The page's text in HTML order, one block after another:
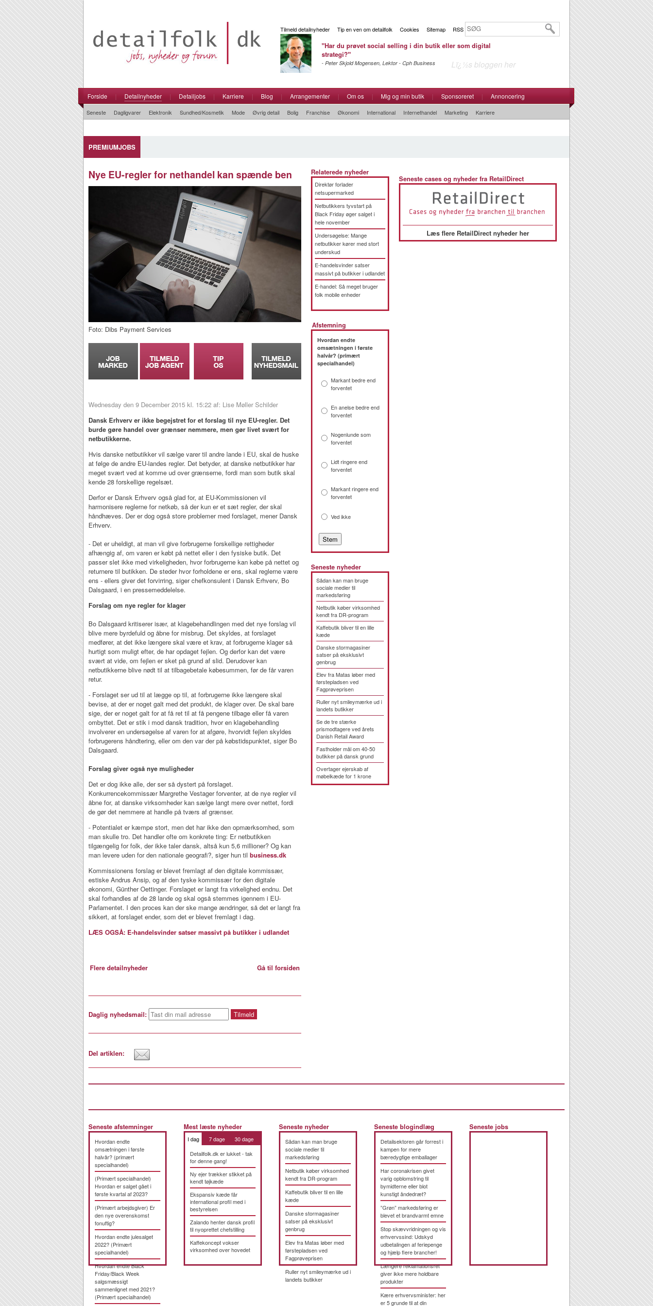
Tilmeld detailnyheder Tip en ven om detailfolk Cookies Sitemap RSS
"Har du prøvet social selling i din butik eller som digital
strategi?"
- Peter Skjold Mogensen, Lektor - Cph Business Lï¿½s bloggen her
Forside | Detailnyheder | Detailjobs | Karriere | Blog | Arrangementer | Om os | Mig og min butik | Sponsoreret | Annoncering
Seneste Dagligvarer Elektronik Sundhed/Kosmetik Mode Øvrig detail Bolig Franchise Økonomi International Internethandel Marketing Karriere
PREMIUMJOBS
Nye EU-regler for nethandel kan spænde ben
Foto: Dibs Payment Services
Wednesday den 9 December 2015 kl. 15:22 af: Lise Møller Schilder
Dansk Erhverv er ikke begejstret for et forslag til nye EU-regler. Det
burde gøre handel over grænser nemmere, men gør livet svært for
netbutikkerne.
Hvis danske netbutikker vil sælge varer til andre lande i EU, skal de huske
at følge de andre EU-landes regler. Det betyder, at danske netbutikker har
meget svært ved at komme ud over grænserne, fordi man som butik skal
kende 28 forskellige regelsæt.
Derfor er Dansk Erhverv også glad for, at EU-Kommissionen vil
harmonisere reglerne for netkøb, så der kun er et sæt regler, der skal
håndhæves. Der er dog også store problemer med forslaget, mener Dansk
Erhverv.
- Det er uheldigt, at man vil give forbrugerne forskellige rettigheder
afhængig af, om varen er købt på nettet eller i den fysiske butik. Det
passer slet ikke med virkeligheden, hvor forbrugerne kan købe på nettet og
returnere til butikken. De steder hvor forholdene er ens, skal reglerne være
ens - ellers giver det forvirring, siger chefkonsulent i Dansk Erhverv, Bo
Dalsgaard, i en pressemeddelelse.
Forslag om nye regler for klager
Bo Dalsgaard kritiserer især, at klagebehandlingen med det nye forslag vil
blive mere byrdefuld og åbne for misbrug. Det skyldes, at forslaget
medfører, at det ikke længere skal være et krav, at forbrugerne klager så
hurtigt som muligt efter, de har opdaget fejlen. Og derfor kan det være
svært at vide, om fejlen er sket på grund af slid. Derudover kan
netbutikkerne blive nødt til at tilbagebetale købesummen, før de får varen
retur.
- Forslaget ser ud til at lægge op til, at forbrugerne ikke længere skal
bevise, at der er noget galt med det produkt, de klager over. De skal bare
sige, der er noget galt for at få ret til at få pengene tilbage eller få varen
ombyttet. Det er stik i mod dansk tradition, hvor en klagebehandling
involverer en undersøgelse af varen for at afgøre, hvorvidt fejlen skyldes
forbrugerens håndtering, eller om den var der på købstidspunktet, siger Bo
Dalsgaard.
Forslag giver også nye muligheder
Det er dog ikke alle, der ser så dystert på forslaget.
Konkurrencekommissær Margrethe Vestager forventer, at de nye regler vil
åbne for, at danske virksomheder kan sælge langt mere over nettet, fordi
de gør det nemmere at handle på tværs af grænser.
- Potentialet er kæmpe stort, men det har ikke den opmærksomhed, som
man skulle tro. Det handler ofte om konkrete ting: Er netbutikken
tilgængelig for folk, der ikke taler dansk, altså kun 5,6 millioner? Og kan
man levere uden for den nationale geografi?, siger hun til business.dk
Kommissionens forslag er blevet fremlagt af den digitale kommissær,
estiske Andrus Ansip, og af den tyske kommissær for den digitale
økonomi, Günther Oettinger. Forslaget er langt fra virkelighed endnu. Det
skal forhandles af de 28 lande og skal også stemmes igennem i EU-
Parlamentet. I den proces kan der ske mange ændringer, så det er langt fra
sikkert, at forslaget ender, som det er blevet fremlagt i dag.
LÆS OGSÅ: E-handelsvinder satser massivt på butikker i udlandet
Flere detailnyheder Gå til forsiden
Daglig nyhedsmail:
Del artiklen:
Relaterede nyheder
Direktør forlader
netsupermarked
Netbutikkers tyvstart på
Black Friday øger salget i
hele november
Undersøgelse: Mange
netbutikker kører med stort
underskud
E-handelsvinder satser
massivt på butikker i udlandet
E-handel: Så meget bruger
folk mobile enheder
Afstemning
Hvordan endte
omsætningen i første
halvår? (primært
specialhandel)
Markant bedre end
forventet
En anelse bedre end
forventet
Nogenlunde som
forventet
Lidt ringere end
forventet
Markant ringere end
forventet
Ved ikke
Seneste nyheder
Sådan kan man bruge
sociale medier til
markedsføring
Netbutik køber virksomhed
kendt fra DR-program
Kaffebutik bliver til en lille
kæde
Danske stormagasiner
satser på eksklusivt
genbrug
Elev fra Matas løber med
førstepladsen ved
Fagprøveprisen
Ruller nyt smileymærke ud i
landets butikker
Se de tre stærke
prismodtagere ved årets
Danish Retail Award
Fastholder mål om 40-50
butikker på dansk grund
Overtager ejerskab af
møbelkæde for 1 krone
Seneste cases og nyheder fra RetailDirect
Læs flere RetailDirect nyheder her
Seneste afstemninger
Hvordan endte
omsætningen i første
halvår? (primært
specialhandel)
(Primært specialhandel)
Hvordan er salget gået i
første kvartal af 2023?
(Primært arbejdsgiver) Er
den nye overenskomst
fonuftig?
Hvordan endte julesalget
2022? (Primært
specialhandel)
Hvordan endte Black
Friday/Black Week
salgsmæssigt
sammenlignet med 2021?
(Primært specialhandel)
Mest læste nyheder
I dag 7 dage
30 dage
Detailfolk.dk er lukket - tak
for denne gang!
Ny ejer trækker stikket på
kendt tøjkæde
Ekspansiv kæde får
international profil med i
bestyrelsen
Zalando henter dansk profil
til nyoprettet chefstilling
Kaffekoncept vokser
virksomhed over hovedet
Seneste nyheder
Sådan kan man bruge
sociale medier til
markedsføring
Netbutik køber virksomhed
kendt fra DR-program
Kaffebutik bliver til en lille
kæde
Danske stormagasiner
satser på eksklusivt
genbrug
Elev fra Matas løber med
førstepladsen ved
Fagprøveprisen
Ruller nyt smileymærke ud i
landets butikker
Seneste blogindlæg
Detailsektoren går forrest i
kampen for mere
bæredygtige emballager
Har coronakrisen givet
varig opblomstring til
bymidterne eller blot
kunstigt åndedræt?
”Grøn” markedsføring er
blevet et brandvarmt emne
Stop skævvridningen og vis
erhvervssind: Udskyd
udbetalingen af feriepenge
og hjælp flere brancher!
Længere reklamationsret
giver ikke mere holdbare
produkter
Kære erhvervsminister: her
er 5 grunde til at din
Seneste jobs